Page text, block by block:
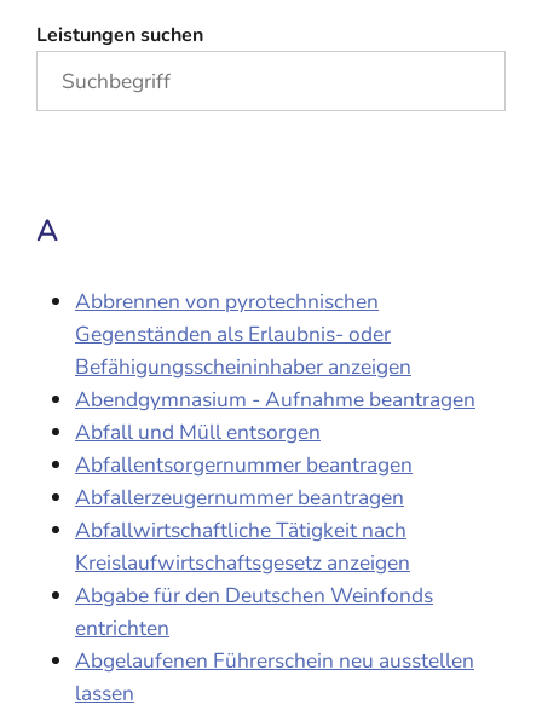
Leistungen suchen
A
Abbrennen von pyrotechnischen
Gegenständen als Erlaubnis- oder
Befähigungsscheininhaber anzeigen
Abendgymnasium - Aufnahme beantragen
Abfall und Müll entsorgen
Abfallentsorgernummer beantragen
Abfallerzeugernummer beantragen
Abfallwirtschaftliche Tätigkeit nach
Kreislaufwirtschaftsgesetz anzeigen
Abgabe für den Deutschen Weinfonds
entrichten
Abgelaufenen Führerschein neu ausstellen
lassen